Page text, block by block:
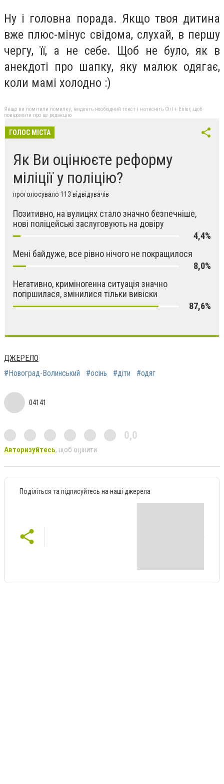
Ну і головна порада. Якщо твоя дитина
вже плюс-мінус свідома, слухай, в першу
чергу, її, а не себе. Щоб не було, як в
анекдоті про шапку, яку малюк одягає,
коли мамі холодно :)
Якщо ви помітили помилку, виділіть необхідний текст і натисніть Ctrl + Enter, щоб
повідомити про це редакцію
ГОЛОС МІСТА
Як Ви оцінюєте реформу
міліції у поліцію?
проголосувало 113 відвідувачів
Позитивно, на вулицях стало значно безпечніше,
нові поліцейські заслуговують на довіру
4,4%
Мені байдуже, все рівно нічого не покращилося
8,0%
Негативно, криміногенна ситуація значно
погіршилася, змінилися тільки вивіски
87,6%
ДЖЕРЕЛО
#Новоград-Волинський
#осінь #діти #одяг
04141
0,0
Авторизуйтесь, щоб оцінити
Поділіться та підписуйтесь на наші джерела